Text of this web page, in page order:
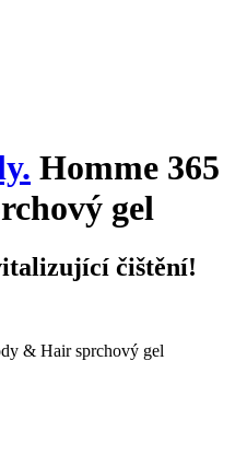
Homme 365
gel
čištění!
& Hair sprchový gel